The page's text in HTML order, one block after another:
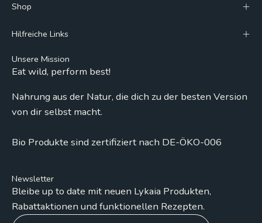
Shop
Hilfreiche Links
Unsere Mission
Eat wild, perform best!
Nahrung aus der Natur, die dich zu der besten Version
von dir selbst macht.
Bio Produkte sind zertifiziert nach DE-ÖKO-006
Newsletter
Bleibe up to date mit neuen Lykaia Produkten,
Rabattaktionen und funktionellen Rezepten.